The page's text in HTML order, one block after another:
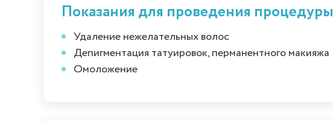
Показания для проведения процедуры
Удаление нежелательных волос
Депигментация татуировок, перманентного макияжа
Омоложение